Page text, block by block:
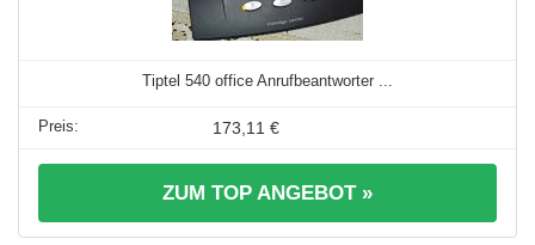
Tiptel 540 office Anrufbeantworter ...
173,11 €
ZUM TOP ANGEBOT »